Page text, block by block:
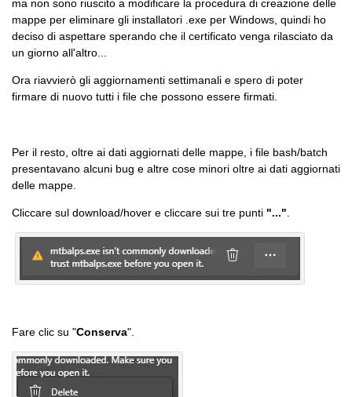
ma non sono riuscito a modificare la procedura di creazione delle
mappe per eliminare gli installatori .exe per Windows, quindi ho
deciso di aspettare sperando che il certificato venga rilasciato da
un giorno all'altro...
Ora riavvierò gli aggiornamenti settimanali e spero di poter
firmare di nuovo tutti i file che possono essere firmati.
Per il resto, oltre ai dati aggiornati delle mappe, i file bash/batch
presentavano alcuni bug e altre cose minori oltre ai dati aggiornati
delle mappe.
Cliccare sul download/hover e cliccare sui tre punti "..."
Fare clic su "Conserva".